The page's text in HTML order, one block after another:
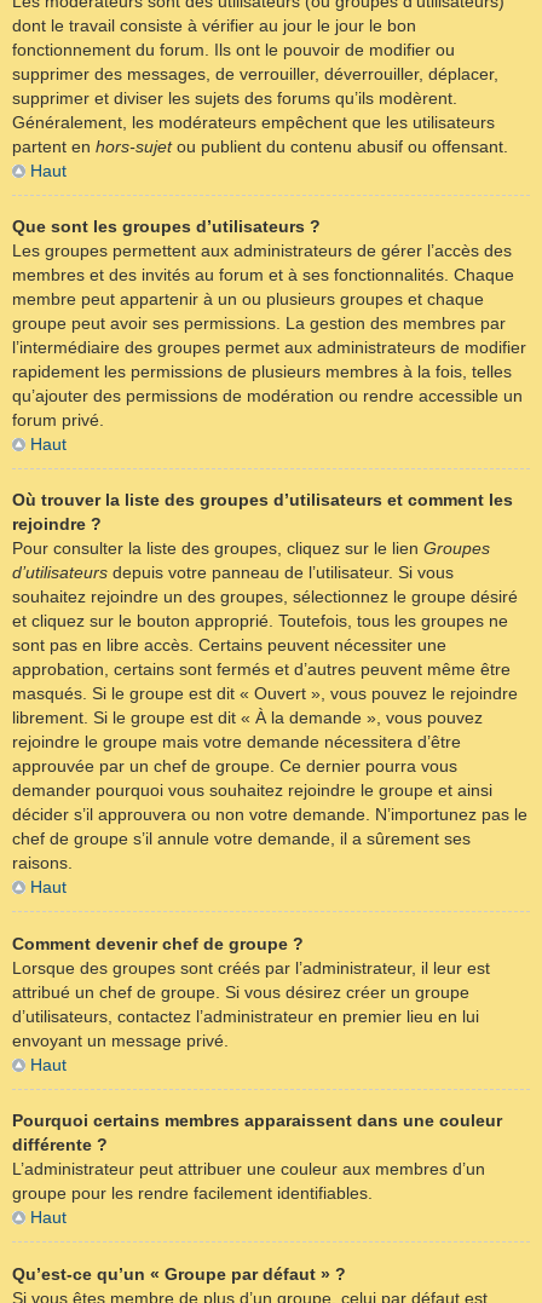
dont le travail consiste à vérifier au jour le jour le bon
fonctionnement du forum. Ils ont le pouvoir de modifier ou
supprimer des messages, de verrouiller, déverrouiller, déplacer,
supprimer et diviser les sujets des forums qu’ils modèrent.
Généralement, les modérateurs empêchent que les utilisateurs
partent en hors-sujetou publient du contenu abusif ou offensant.
Haut
Que sont les groupes d’utilisateurs ?
Les groupes permettent aux administrateurs de gérer l’accès des
membres et des invités au forum et à ses fonctionnalités. Chaque
membre peut appartenir à un ou plusieurs groupes et chaque
groupe peut avoir ses permissions. La gestion des membres par
l’intermédiaire des groupes permet aux administrateurs de modifier
rapidement les permissions de plusieurs membres à la fois, telles
qu’ajouter des permissions de modération ou rendre accessible un
forum privé.
Haut
Où trouver la liste des groupes d’utilisateurs et comment les
rejoindre ?
Pour consulter la liste des groupes, cliquez sur le lien Groupes
d’utilisateurs depuis votre panneau de l’utilisateur. Si vous
souhaitez rejoindre un des groupes, sélectionnez le groupe désiré
et cliquez sur le bouton approprié. Toutefois, tous les groupes ne
sont pas en libre accès. Certains peuvent nécessiter une
approbation, certains sont fermés et d’autres peuvent même être
masqués. Si le groupe est dit « Ouvert », vous pouvez le rejoindre
librement. Si le groupe est dit « À la demande », vous pouvez
rejoindre le groupe mais votre demande nécessitera d’être
approuvée par un chef de groupe. Ce dernier pourra vous
demander pourquoi vous souhaitez rejoindre le groupe et ainsi
décider s’il approuvera ou non votre demande. N’importunez pas le
chef de groupe s’il annule votre demande, il a sûrement ses
raisons.
Haut
Comment devenir chef de groupe ?
Lorsque des groupes sont créés par l’administrateur, il leur est
attribué un chef de groupe. Si vous désirez créer un groupe
d’utilisateurs, contactez l’administrateur en premier lieu en lui
envoyant un message privé.
Haut
Pourquoi certains membres apparaissent dans une couleur
différente ?
L’administrateur peut attribuer une couleur aux membres d’un
groupe pour les rendre facilement identifiables.
Haut
Qu’est-ce qu’un « Groupe par défaut » ?
Si vous êtes membre de plus d’un groupe, celui par défaut est